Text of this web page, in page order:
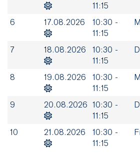
11:15
6 17.08.2026
10:30 -
11:15
7 18.08.2026
10:30 -
11:15
8 19.08.2026
10:30 -
11:15
9 20.08.2026 10:30 -
11:15
10 21.08.2026
10:30 -
11:15